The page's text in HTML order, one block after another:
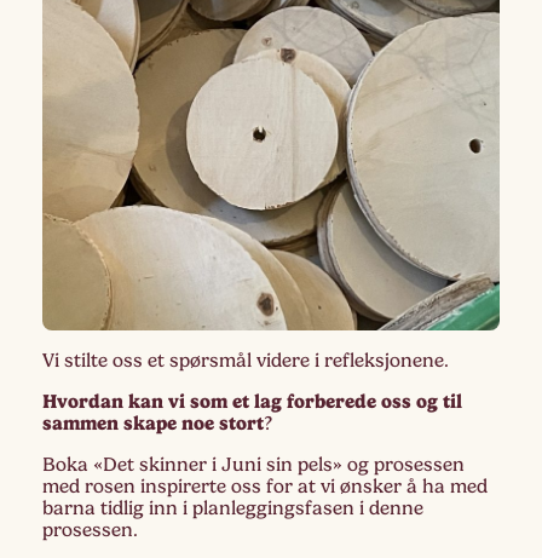
Vi stilte oss et spørsmål videre i refleksjonene.
Hvordan kan vi som et lag forberede oss og til
sammen skape noe stort?
Boka «Det skinner i Juni sin pels» og prosessen
med rosen inspirerte oss for at vi ønsker å ha med
barna tidlig inn i planleggingsfasen i denne
prosessen.